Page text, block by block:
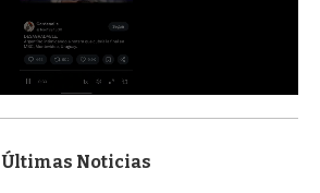
Últimas Noticias